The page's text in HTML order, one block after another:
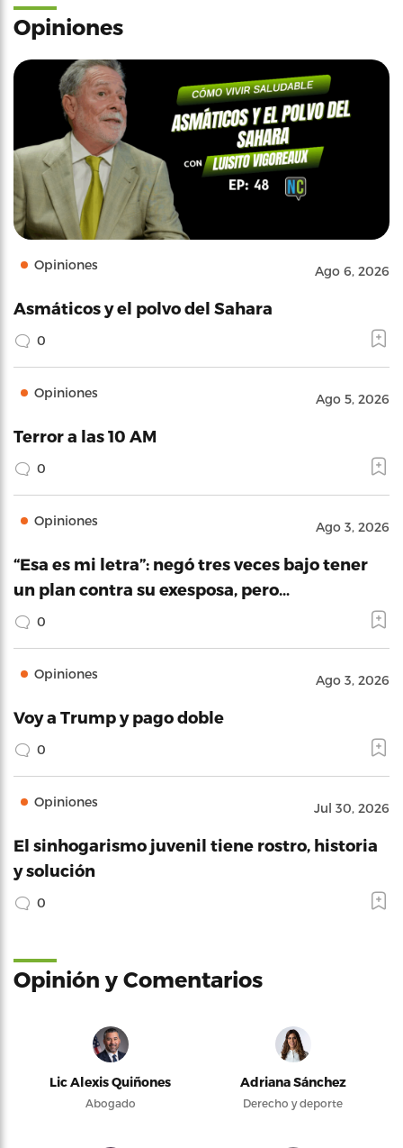
Opiniones
Opiniones Ago 6, 2026
Asmáticos y el polvo del Sahara
0
Opiniones Ago 5, 2026
Terror a las 10 AM
0
Opiniones Ago 3, 2026
“Esa es mi letra”: negó tres veces bajo tener
un plan contra su exesposa, pero…
0
Opiniones Ago 3, 2026
Voy a Trump y pago doble
0
Opiniones Jul 30, 2026
El sinhogarismo juvenil tiene rostro, historia
y solución
0
Opinión y Comentarios
Lic Alexis Quiñones
Abogado
Adriana Sánchez
Derecho y deporte